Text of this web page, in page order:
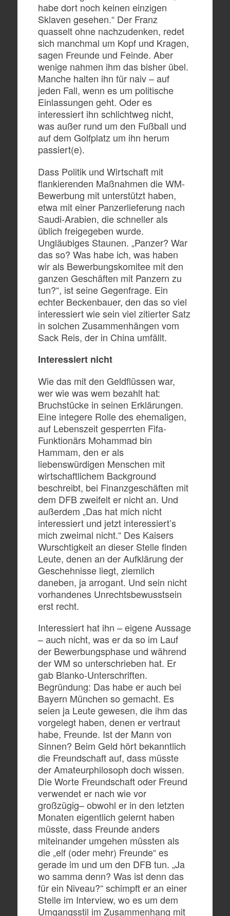
habe dort noch keinen einzigen
Sklaven gesehen.“ Der Franz
quasselt ohne nachzudenken, redet
sich manchmal um Kopf und Kragen,
sagen Freunde und Feinde. Aber
wenige nahmen ihm das bisher übel.
Manche halten ihn für naiv – auf
jeden Fall, wenn es um politische
Einlassungen geht. Oder es
interessiert ihn schlichtweg nicht,
was außer rund um den Fußball und
auf dem Golfplatz um ihn herum
passiert(e).
Dass Politik und Wirtschaft mit
flankierenden Maßnahmen die WM-
Bewerbung mit unterstützt haben,
etwa mit einer Panzerlieferung nach
Saudi-Arabien, die schneller als
üblich freigegeben wurde.
Ungläubiges Staunen. „Panzer? War
das so? Was habe ich, was haben
wir als Bewerbungskomitee mit den
ganzen Geschäften mit Panzern zu
tun?“, ist seine Gegenfrage. Ein
echter Beckenbauer, den das so viel
interessiert wie sein viel zitierter Satz
in solchen Zusammenhängen vom
Sack Reis, der in China umfällt.
Interessiert nicht
Wie das mit den Geldflüssen war,
wer wie was wem bezahlt hat:
Bruchstücke in seinen Erklärungen.
Eine integere Rolle des ehemaligen,
auf Lebenszeit gesperrten Fifa-
Funktionärs Mohammad bin
Hammam, den er als
liebenswürdigen Menschen mit
wirtschaftlichem Background
beschreibt, bei Finanzgeschäften mit
dem DFB zweifelt er nicht an. Und
außerdem „Das hat mich nicht
interessiert und jetzt interessiert’s
mich zweimal nicht.“ Des Kaisers
Wurschtigkeit an dieser Stelle finden
Leute, denen an der Aufklärung der
Geschehnisse liegt, ziemlich
daneben, ja arrogant. Und sein nicht
vorhandenes Unrechtsbewusstsein
erst recht.
Interessiert hat ihn – eigene Aussage
– auch nicht, was er da so im Lauf
der Bewerbungsphase und während
der WM so unterschrieben hat. Er
gab Blanko-Unterschriften.
Begründung: Das habe er auch bei
Bayern München so gemacht. Es
seien ja Leute gewesen, die ihm das
vorgelegt haben, denen er vertraut
habe, Freunde. Ist der Mann von
Sinnen? Beim Geld hört bekanntlich
die Freundschaft auf, dass müsste
der Amateurphilosoph doch wissen.
Die Worte Freundschaft oder Freund
verwendet er nach wie vor
großzügig– obwohl er in den letzten
Monaten eigentlich gelernt haben
müsste, dass Freunde anders
miteinander umgehen müssten als
die „elf (oder mehr) Freunde“ es
gerade im und um den DFB tun. „Ja
wo samma denn? Was ist denn das
für ein Niveau?“ schimpft er an einer
Stelle im Interview, wo es um dem
Umgangsstil im Zusammenhang mit